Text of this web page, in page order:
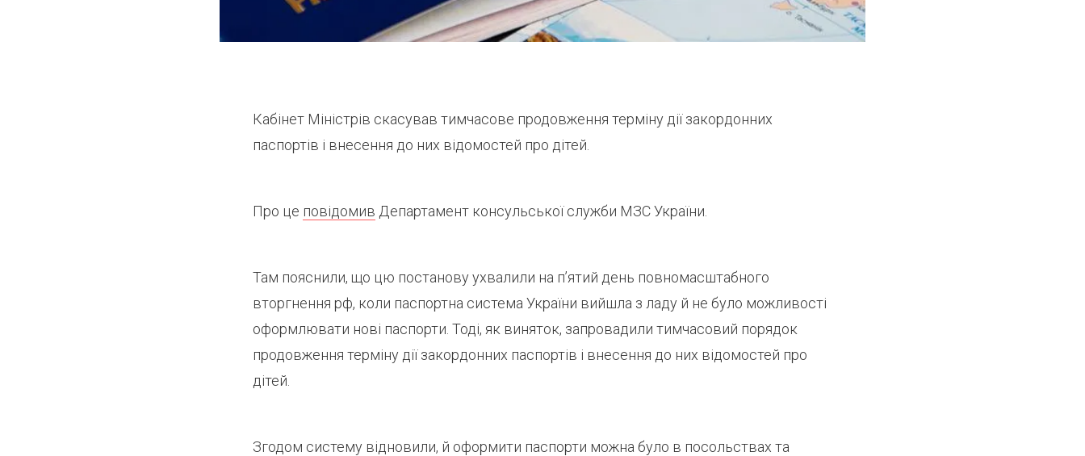
Кабінет Міністрів скасував тимчасове продовження терміну дії закордонних
паспортів і внесення до них відомостей про дітей.
Про це повідомив Департамент консульської служби МЗС України.
Там пояснили, що цю постанову ухвалили на п’ятий день повномасштабного
вторгнення рф, коли паспортна система України вийшла з ладу й не було можливості
оформлювати нові паспорти. Тоді, як виняток, запровадили тимчасовий порядок
продовження терміну дії закордонних паспортів і внесення до них відомостей про
дітей.
Згодом систему відновили, й оформити паспорти можна було в посольствах та